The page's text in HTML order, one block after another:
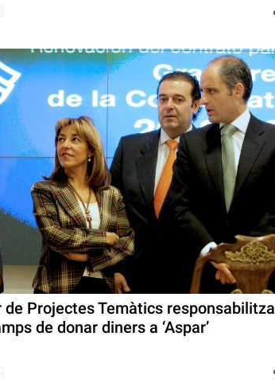
de Projectes Temàtics responsabilitza
de donar diners a ‘Aspar’